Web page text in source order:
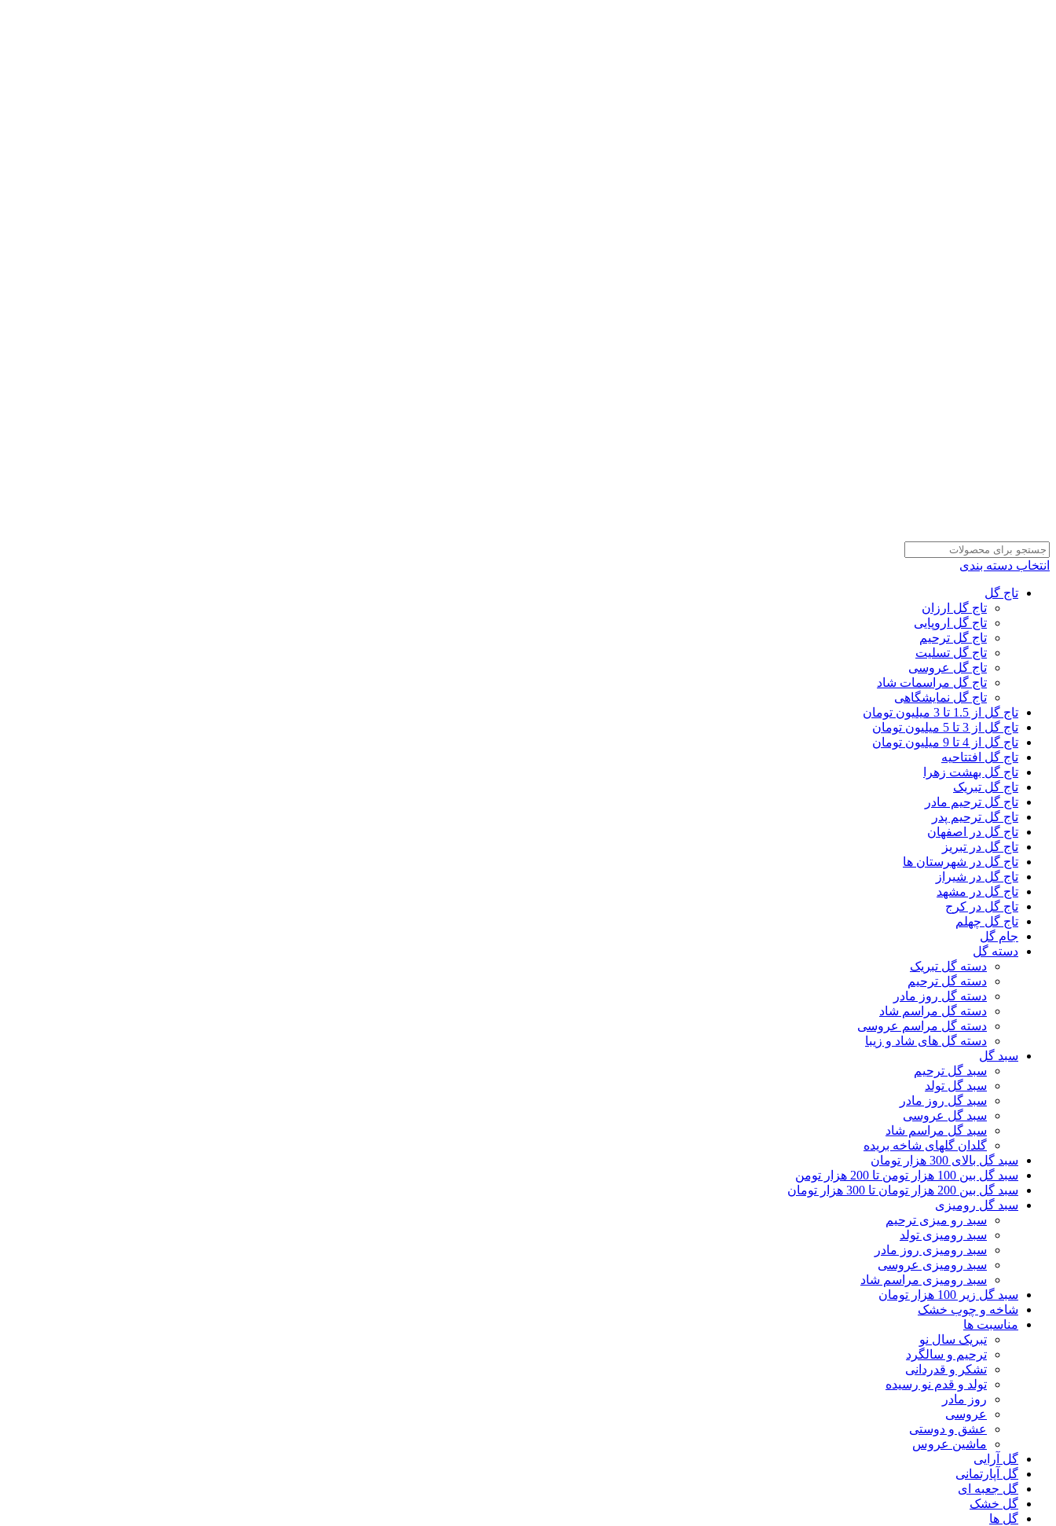
انتخاب دسته بندی
تاج گل
تاج گل ارزان
تاج گل اروپایی
تاج گل ترحیم
تاج گل تسلیت
تاج گل عروسی
تاج گل مراسمات شاد
تاج گل نمایشگاهی
تاج گل از 1.5 تا 3 میلیون تومان
تاج گل از 3 تا 5 میلیون تومان
تاج گل از 4 تا 9 میلیون تومان
تاج گل افتتاحیه
تاج گل بهشت زهرا
تاج گل تبریک
تاج گل ترحیم مادر
تاج گل ترحیم پدر
تاج گل در اصفهان
تاج گل در تبریز
تاج گل در شهرستان ها
تاج گل در شیراز
تاج گل در مشهد
تاج گل در کرج
تاج گل چهلم
جام گل
دسته گل
دسته گل تبریک
دسته گل ترحیم
دسته گل روز مادر
دسته گل مراسم شاد
دسته گل مراسم عروسی
دسته گل های شاد و زیبا
سبد گل
سبد گل ترحیم
سبد گل تولد
سبد گل روز مادر
سبد گل عروسی
سبد گل مراسم شاد
گلدان گلهای شاخه بریده
سبد گل بالای 300 هزار تومان
سبد گل بین 100 هزار تومن تا 200 هزار تومن
سبد گل بین 200 هزار تومان تا 300 هزار تومان
سبد گل رومیزی
سبد رو میزی ترحیم
سبد رومیزی تولد
سبد رومیزی روز مادر
سبد رومیزی عروسی
سبد رومیزی مراسم شاد
سبد گل زیر 100 هزار تومان
شاخه و چوب خشک
مناسبت ها
تبریک سال نو
ترحیم و سالگرد
تشکر و قدردانی
تولد و قدم نو رسیده
روز مادر
عروسی
عشق و دوستی
ماشین عروس
گل آرایی
گل آپارتمانی
گل جعبه ای
گل خشک
گل ها